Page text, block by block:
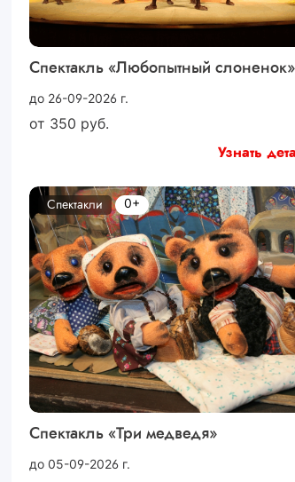
Спектакль «Любопытный слоненок»
до 26-09-2026 г.
от 350 руб.
Узнать
Спектакль «Три медведя»
до 05-09-2026 г.
Спектакли 0+